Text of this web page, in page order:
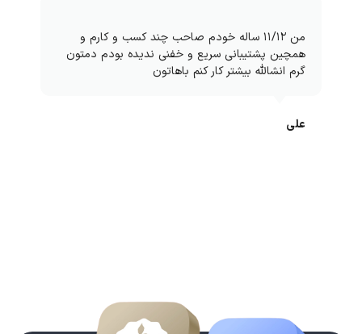
من ۱۱/۱۲ ساله خودم صاحب چند کسب و کارم و
همچین پشتیبانی سریع و خفنی ندیده بودم دمتون
گرم انشالله بیشتر کار کنم باهاتون
علی